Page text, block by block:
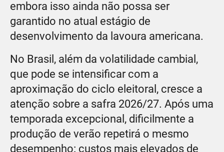
embora isso ainda não possa ser
garantido no atual estágio de
desenvolvimento da lavoura americana.
No Brasil, além da volatilidade cambial,
que pode se intensificar com a
aproximação do ciclo eleitoral, cresce a
atenção sobre a safra 2026/27. Após uma
temporada excepcional, dificilmente a
produção de verão repetirá o mesmo
desempenho: custos mais elevados de